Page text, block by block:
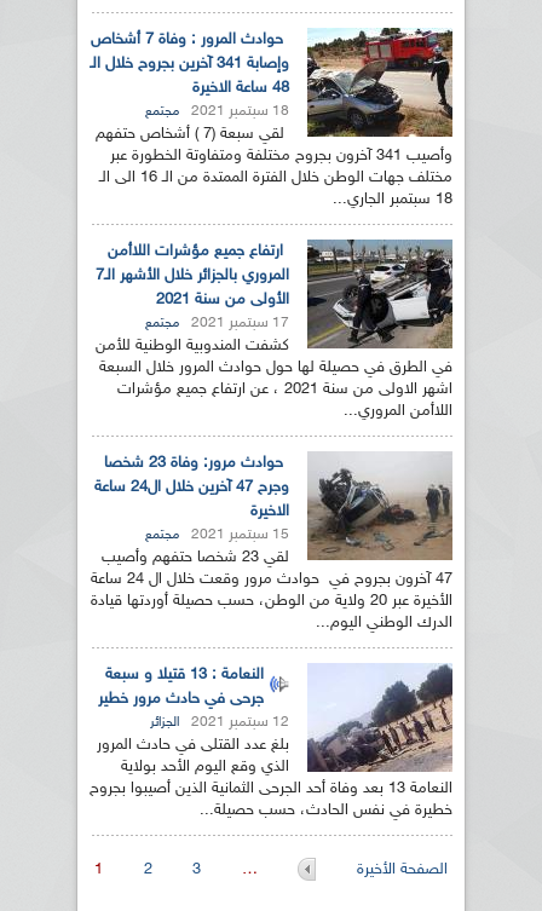
حوادث المرور : وفاة 7 أشخاص
وإصابة 341 آخرين بجروح خلال الـ
48 ساعة الاخيرة
18 سبتمبر 2021 مجتمع
لقي سبعة (7 ) أشخاص حتفهم
وأصيب 341 آخرون بجروح مختلفة ومتفاوتة الخطورة عبر
مختلف جهات الوطن خلال الفترة الممتدة من الـ 16 الى الـ
18 سبتمبر الجاري...
ارتفاع جميع مؤشرات اللاأمن
المروري بالجزائر خلال الأشهر الـ7
الأولى من سنة 2021
17 سبتمبر 2021 مجتمع
كشفت المندوبية الوطنية للأمن
في الطرق في حصيلة لها حول حوادث المرور خلال السبعة
اشهر الاولى من سنة 2021 ، عن ارتفاع جميع مؤشرات
اللاأمن المروري...
حوادث مرور: وفاة 23 شخصا
وجرح 47 آخرين خلال ال24 ساعة
الاخيرة
15 سبتمبر 2021 مجتمع
لقي 23 شخصا حتفهم وأصيب
47 آخرون بجروح في حوادث مرور وقعت خلال ال 24 ساعة
الأخيرة عبر 20 ولاية من الوطن، حسب حصيلة أوردتها قيادة
الدرك الوطني اليوم...
النعامة : 13 قتيلا و سبعة
جرحى في حادث مرور خطير
12 سبتمبر 2021 الجزائر
بلغ عدد القتلى في حادث المرور
الذي وقع اليوم الأحد بولاية
النعامة 13 بعد وفاة أحد الجرحى الثمانية الذين أصيبوا بجروح
خطيرة في نفس الحادث، حسب حصيلة...
الصفحات 1 2 3 … الصفحة الأخيرة